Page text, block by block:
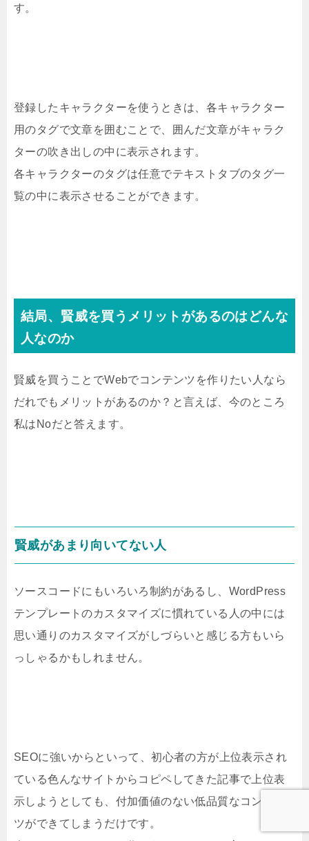
す。
登録したキャラクターを使うときは、各キャラクター
用のタグで文章を囲むことで、囲んだ文章がキャラク
ターの吹き出しの中に表示されます。
各キャラクターのタグは任意でテキストタブのタグ一
覧の中に表示させることができます。
結局、賢威を買うメリットがあるのはどんな
人なのか
賢威を買うことでWebでコンテンツを作りたい人なら
だれでもメリットがあるのか？と言えば、今のところ
私はNoだと答えます。
賢威があまり向いてない人
ソースコードにもいろいろ制約があるし、WordPress
テンプレートのカスタマイズに慣れている人の中には
思い通りのカスタマイズがしづらいと感じる方もいら
っしゃるかもしれません。
SEOに強いからといって、初心者の方が上位表示され
ている色んなサイトからコピペしてきた記事で上位表
示しようとしても、付加価値のない低品質なコンテン
ツができてしまうだけです。